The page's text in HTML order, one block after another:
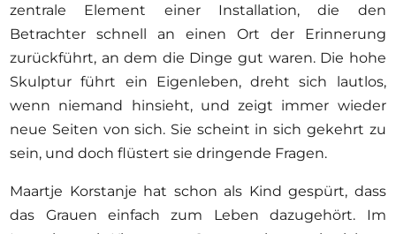
zentrale Element einer Installation, die den
Betrachter schnell an einen Ort der Erinnerung
zurückführt, an dem die Dinge gut waren. Die hohe
Skulptur führt ein Eigenleben, dreht sich lautlos,
wenn niemand hinsieht, und zeigt immer wieder
neue Seiten von sich. Sie scheint in sich gekehrt zu
sein, und doch flüstert sie dringende Fragen.
Maartje Korstanje hat schon als Kind gespürt, dass
das Grauen einfach zum Leben dazugehört. Im